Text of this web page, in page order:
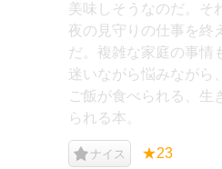
美味しそうなのだ。そ
夜の見守りの仕事を終
だ。複雑な家庭の事情
迷いながら悩みながら
ご飯が食べられる、生
られる本。
ナイス ★23